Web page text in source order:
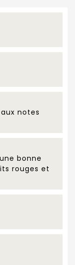
notes
bonne
rouges et